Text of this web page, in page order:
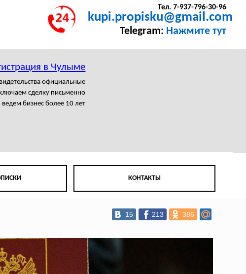
Тел. 7-937-796-30-96
kupi.propisku@gmail.com
Telegram: Нажмите тут
в Чулыме
официальные
сделку письменно
бизнес более 10 лет
КОНТАКТЫ
15 213 386